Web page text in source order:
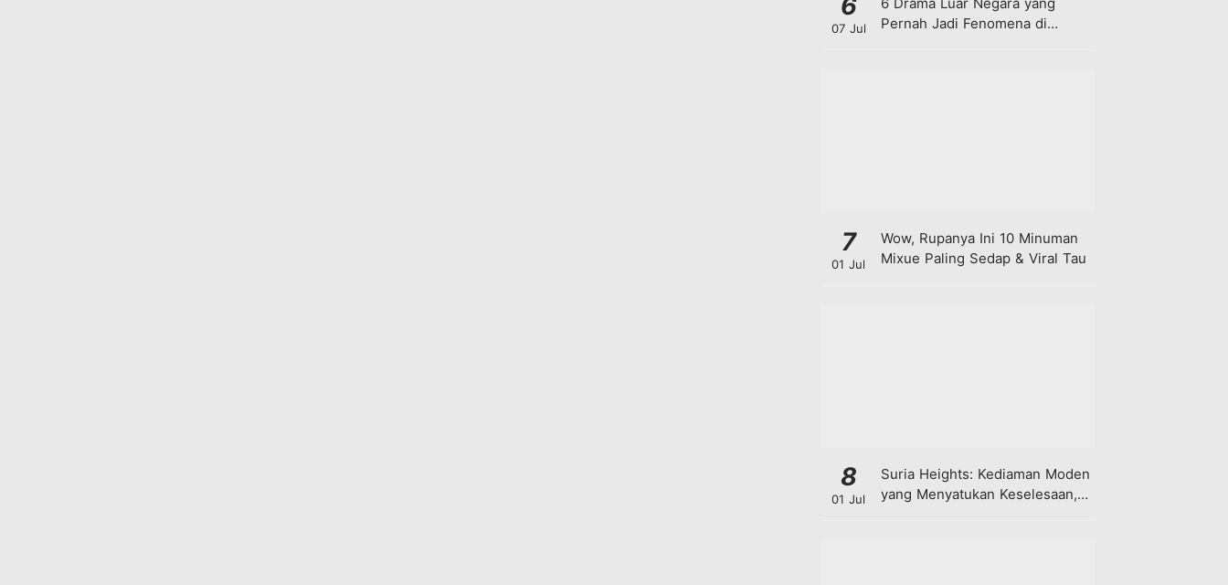
07 Jul
Pernah Jadi Fenomena di
7
01 Jul
Wow, Rupanya Ini 10 Minuman
Mixue Paling Sedap & Viral Tau
8
01 Jul
Suria Heights: Kediaman Moden
yang Menyatukan Keselesaan,